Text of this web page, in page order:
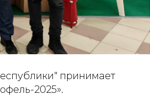
принимает
2025».